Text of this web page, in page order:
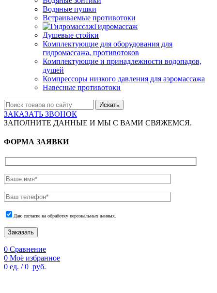
Водяные пушки
Встраиваемые противотоки
Гидромассаж
Душевые стойки
Комплектующие для оборудования для
гидромассажа, противотоков
Комплектующие и принадлежности водопадов,
душей
Компрессоры низкого давления для аэромассажа
Навесные противотоки
Искать
ЗАКАЗАТЬ ЗВОНОК
ЗАПОЛНИТЕ ДАННЫЕ И МЫ С ВАМИ СВЯЖЕМСЯ.
ФОРМА ЗАЯВКИ
Даю согласие на обработку персональных данных.
Заказать
0 Сравнение
0 Моё избранное
0 ед. / 0 руб.